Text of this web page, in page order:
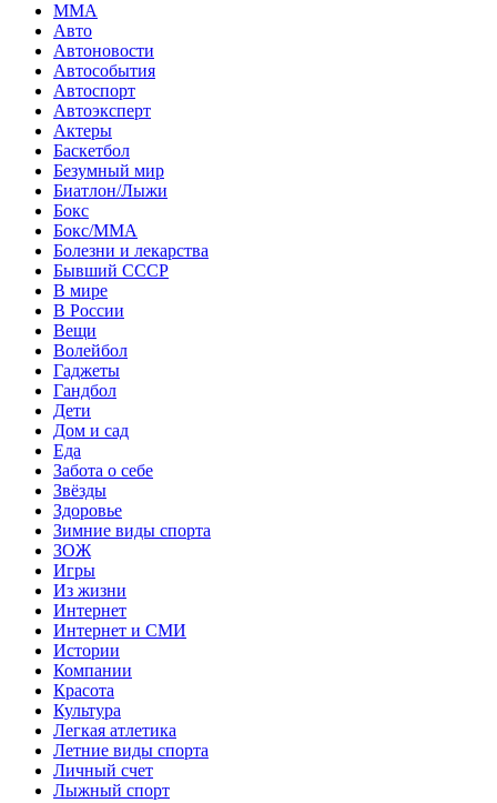
MMA
Авто
Автоновости
Автособытия
Автоспорт
Автоэксперт
Актеры
Баскетбол
Безумный мир
Биатлон/Лыжи
Бокс
Бокс/MMA
Болезни и лекарства
Бывший СССР
В мире
В России
Вещи
Волейбол
Гаджеты
Гандбол
Дети
Дом и сад
Еда
Забота о себе
Звёзды
Здоровье
Зимние виды спорта
ЗОЖ
Игры
Из жизни
Интернет
Интернет и СМИ
Истории
Компании
Красота
Культура
Легкая атлетика
Летние виды спорта
Личный счет
Лыжный спорт